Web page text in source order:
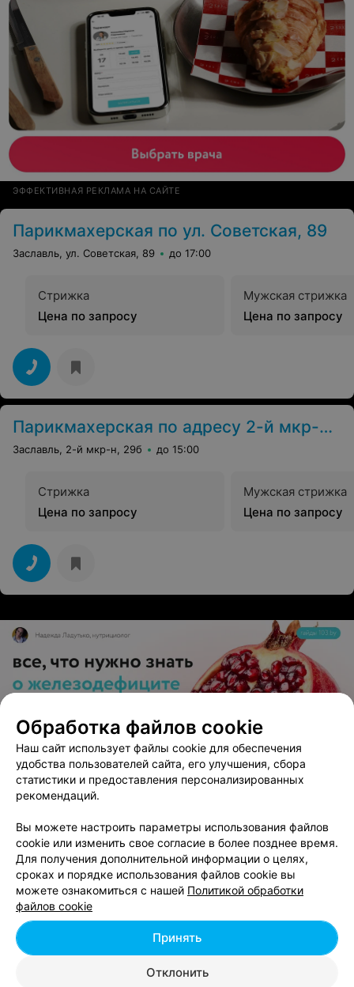
ЭФФЕКТИВНАЯ РЕКЛАМА НА САЙТЕ
Парикмахерская по ул. Советская, 89
Заславль, ул. Советская, 89 до 17:00
Стрижка
Цена по запросу
Мужская стрижка
Цена по запросу
Парикмахерская по адресу 2-й мкр-н, 29б
Заславль, 2-й мкр-н, 29б до 15:00
Стрижка
Цена по запросу
Мужская стрижка
Цена по запросу
ЭФФЕКТИВНАЯ РЕКЛАМА НА САЙТЕ
Вам будет интересно
Стрижка бороды в Заславле
Стрижка усов в Заславле
Моделирование бороды в Заславле
Обработка файлов cookie
Наш сайт использует файлы cookie для обеспечения
удобства пользователей сайта, его улучшения, сбора
статистики и предоставления персонализированных
рекомендаций.
Вы можете настроить параметры использования файлов
cookie или изменить свое согласие в более позднее время.
Для получения дополнительной информации о целях,
сроках и порядке использования файлов cookie вы
можете ознакомиться с нашей Политикой обработки
файлов cookie
Отклонить
Принять